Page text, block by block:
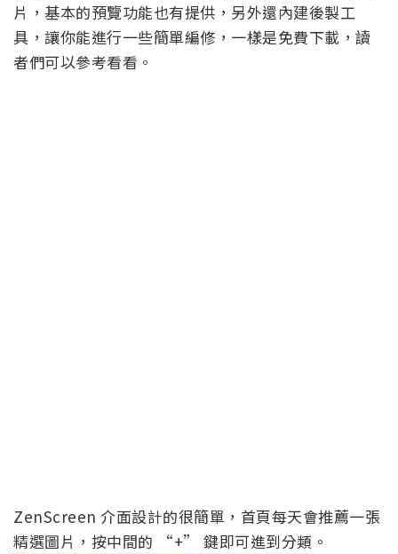
片，基本的預覽功能也有提供，另外還內建後製工
具，讓你能進行一些簡單編修，一樣是免費下載，讀
者們可以參考看看。
ZenScreen 介面設計的很簡單，首頁每天會推薦一張
精選圖片，按中間的 “+” 鍵即可進到分類。